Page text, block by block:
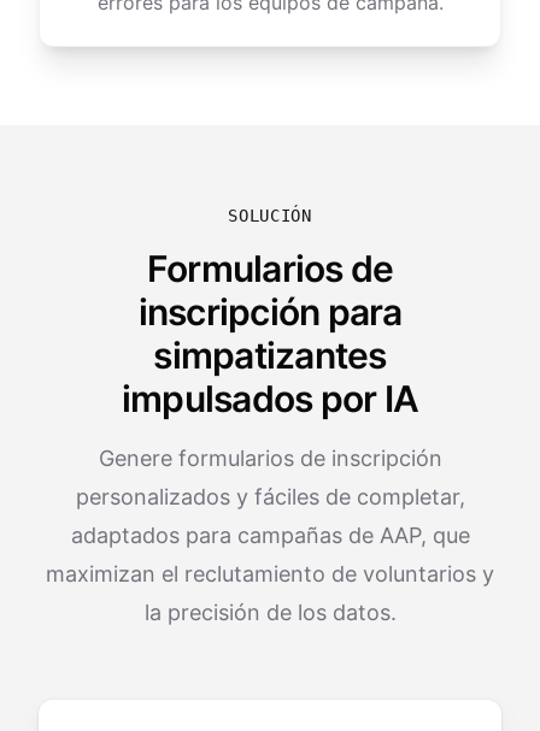
SOLUCIÓN
Formularios de
inscripción para
simpatizantes
impulsados por IA
Genere formularios de inscripción
personalizados y fáciles de completar,
adaptados para campañas de AAP, que
maximizan el reclutamiento de voluntarios y
la precisión de los datos.